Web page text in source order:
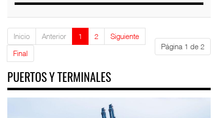
Página 1 de 2
Inicio Anterior 1 2
Siguiente
Final
PUERTOS Y TERMINALES